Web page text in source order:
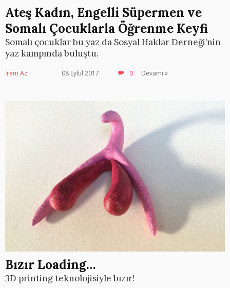
Ateş Kadın, Engelli Süpermen ve
Somalı Çocuklarla Öğrenme Keyfi
Somalı çocuklar bu yaz da Sosyal Haklar Derneği’nin
yaz kampında buluştu.
İrem Az 08 Eylül 2017 0 Devamı »
Bızır Loading…
3D printing teknolojisiyle bızır!